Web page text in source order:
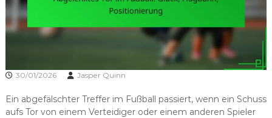
30/01/2026 Jasper Quinn
Ein abgefälschter Treffer im Fußball passiert, wenn ein Schuss
aufs Tor von einem Verteidiger oder einem anderen Spieler